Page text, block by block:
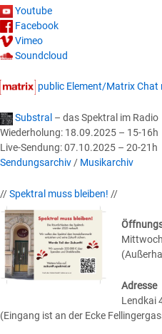
Youtube
Facebook
Vimeo
Soundcloud
public Element/Matrix Chat
Substral – das Spektral im Radio
Wiederholung: 18.09.2025 – 15-16h
Live-Sendung: 07.10.2025 – 20-21h
Sendungsarchiv/ Musikarchiv
//Spektral muss bleiben! //
Adresse
Lendkai
(Eingang ist an der Ecke